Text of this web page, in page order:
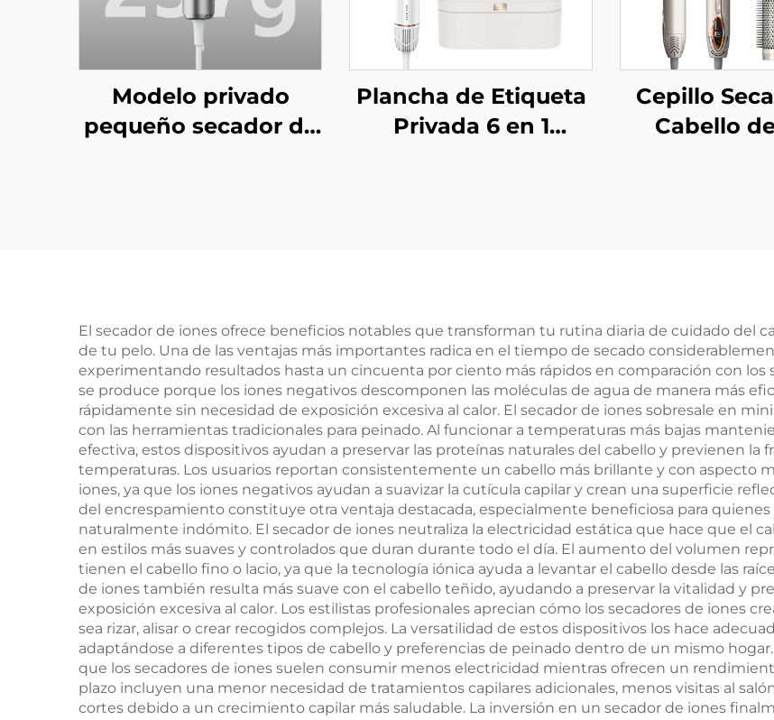
Modelo privado
pequeño secador de
pelo ligero mini
Plancha de Etiqueta
Privada 6 en 1
Aire Caliente
Cepillo
Cabello
El secador de iones ofrece beneficios notables que transforman tu rutina diaria de cuidado del
de tu pelo. Una de las ventajas más importantes radica en el tiempo de secado
experimentando resultados hasta un cincuenta por ciento más rápidos en comparación con los
se produce porque los iones negativos descomponen las moléculas de agua de manera más
rápidamente sin necesidad de exposición excesiva al calor. El secador de iones sobresale en
con las herramientas tradicionales para peinado. Al funcionar a temperaturas más bajas
efectiva, estos dispositivos ayudan a preservar las proteínas naturales del cabello y previenen la
temperaturas. Los usuarios reportan consistentemente un cabello más brillante y con aspecto
iones, ya que los iones negativos ayudan a suavizar la cutícula capilar y crean una superficie
del encrespamiento constituye otra ventaja destacada, especialmente beneficiosa para
naturalmente indómito. El secador de iones neutraliza la electricidad estática que hace que el
en estilos más suaves y controlados que duran durante todo el día. El aumento del volumen
tienen el cabello fino o lacio, ya que la tecnología iónica ayuda a levantar el cabello desde las
de iones también resulta más suave con el cabello teñido, ayudando a preservar la vitalidad y
exposición excesiva al calor. Los estilistas profesionales aprecian cómo los secadores de iones
sea rizar, alisar o crear recogidos complejos. La versatilidad de estos dispositivos los hace
adaptándose a diferentes tipos de cabello y preferencias de peinado dentro de un mismo
que los secadores de iones suelen consumir menos electricidad mientras ofrecen un
plazo incluyen una menor necesidad de tratamientos capilares adicionales, menos visitas al
cortes debido a un crecimiento capilar más saludable. La inversión en un secador de iones